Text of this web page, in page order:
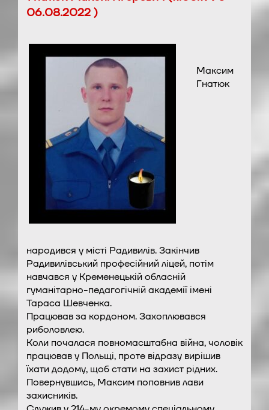
06.08.2022 )
Максим
Гнатюк
народився у місті Радивилів. Закінчив
Радивилівський професійний ліцей, потім
навчався у Кременецькій обласній
гуманітарно-педагогічній академії імені
Тараса Шевченка.
Працював за кордоном. Захоплювався
риболовлею.
Коли почалася повномасштабна війна, чоловік
працював у Польщі, проте відразу вирішив
їхати додому, щоб стати на захист рідних.
Повернувшись, Максим поповнив лави
захисників.